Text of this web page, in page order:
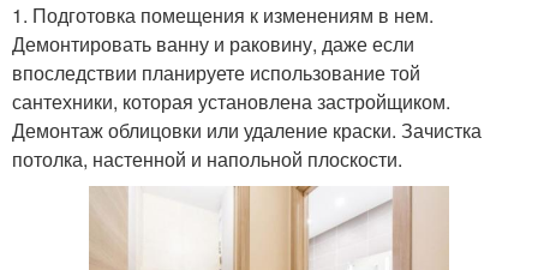
1. Подготовка помещения к изменениям в нем.
Демонтировать ванну и раковину, даже если
впоследствии планируете использование той
сантехники, которая установлена застройщиком.
Демонтаж облицовки или удаление краски. Зачистка
потолка, настенной и напольной плоскости.